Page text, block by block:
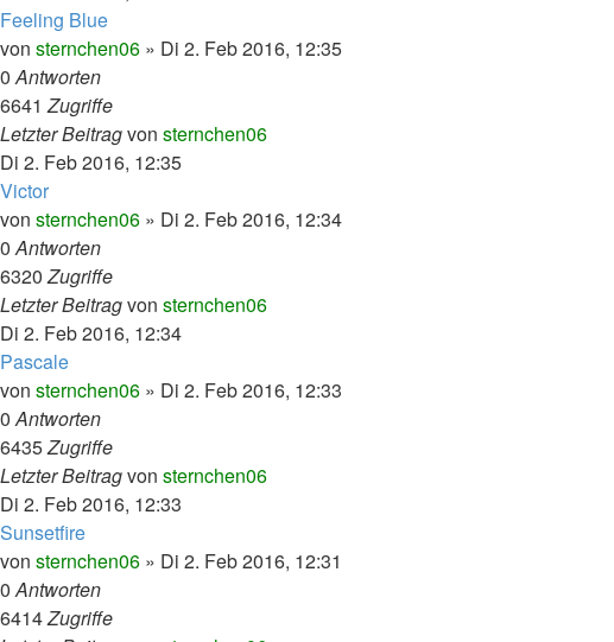
Feeling Blue
von sternchen06 » Di 2. Feb 2016, 12:35
0Antworten
6641Zugriffe
Letzter Beitragvon sternchen06
Di 2. Feb 2016, 12:35
Victor
von sternchen06 » Di 2. Feb 2016, 12:34
0Antworten
6320Zugriffe
Letzter Beitragvon sternchen06
Di 2. Feb 2016, 12:34
Pascale
von sternchen06 » Di 2. Feb 2016, 12:33
0Antworten
6435Zugriffe
Letzter Beitragvon sternchen06
Di 2. Feb 2016, 12:33
Sunsetfire
von sternchen06 » Di 2. Feb 2016, 12:31
0Antworten
6414Zugriffe